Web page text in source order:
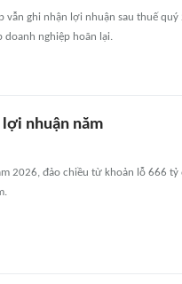
vẫn ghi nhận lợi nhuận sau thuế
nghiệp hoãn lại.
lợi nhuận năm
2026, đảo chiều từ khoản lỗ 666 tỷ